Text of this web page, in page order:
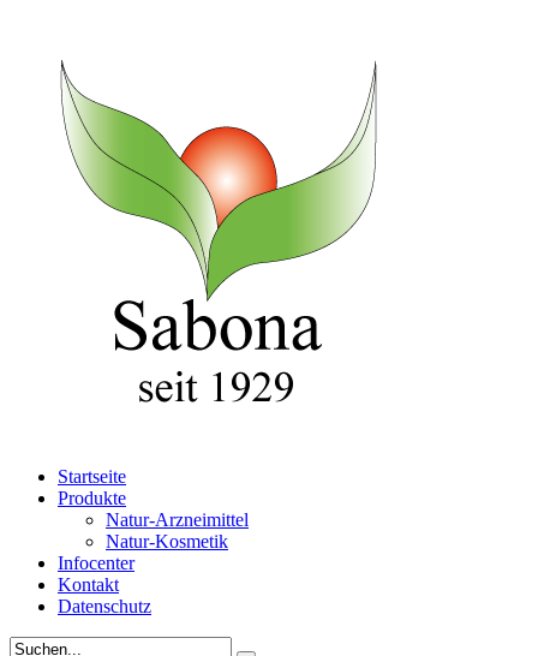
Startseite
Produkte
Natur-Arzneimittel
Natur-Kosmetik
Infocenter
Kontakt
Datenschutz